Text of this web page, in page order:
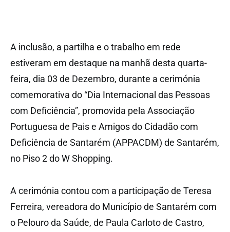
A inclusão, a partilha e o trabalho em rede
estiveram em destaque na manhã desta quarta-
feira, dia 03 de Dezembro, durante a cerimónia
comemorativa do “Dia Internacional das Pessoas
com Deficiência”, promovida pela Associação
Portuguesa de Pais e Amigos do Cidadão com
Deficiência de Santarém (APPACDM) de Santarém,
no Piso 2 do W Shopping.
A cerimónia contou com a participação de Teresa
Ferreira, vereadora do Município de Santarém com
o Pelouro da Saúde, de Paula Carloto de Castro,